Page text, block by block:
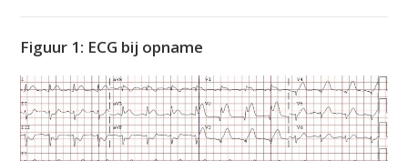
Figuur 1: ECG bij opname